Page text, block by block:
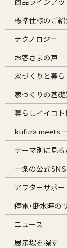
標準仕様のご紹
テクノロジー
お客さまの声
家づくりと暮
家づくりの基
暮らしイイコト
kufura meets
テーマ別に見る
一条の公式SNS
アフターサポー
停電・断水時の
ニュース
展示場を探す